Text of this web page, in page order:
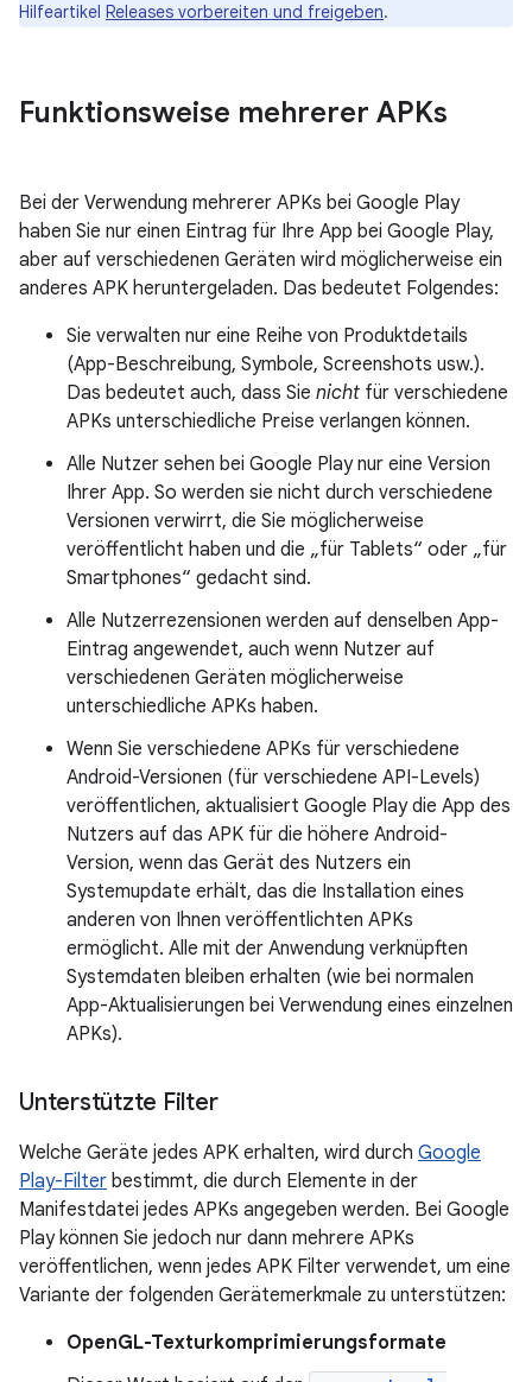
Hilfeartikel Releases vorbereiten und freigeben.
Funktionsweise mehrerer APKs
Bei der Verwendung mehrerer APKs bei Google Play
haben Sie nur einen Eintrag für Ihre App bei Google Play,
aber auf verschiedenen Geräten wird möglicherweise ein
anderes APK heruntergeladen. Das bedeutet Folgendes:
Sie verwalten nur eine Reihe von Produktdetails
(App-Beschreibung, Symbole, Screenshots usw.).
Das bedeutet auch, dass Sie nicht für verschiedene
APKs unterschiedliche Preise verlangen können.
Alle Nutzer sehen bei Google Play nur eine Version
Ihrer App. So werden sie nicht durch verschiedene
Versionen verwirrt, die Sie möglicherweise
veröffentlicht haben und die „für Tablets“ oder „für
Smartphones“ gedacht sind.
Alle Nutzerrezensionen werden auf denselben App-
Eintrag angewendet, auch wenn Nutzer auf
verschiedenen Geräten möglicherweise
unterschiedliche APKs haben.
Wenn Sie verschiedene APKs für verschiedene
Android-Versionen (für verschiedene API-Levels)
veröffentlichen, aktualisiert Google Play die App des
Nutzers auf das APK für die höhere Android-
Version, wenn das Gerät des Nutzers ein
Systemupdate erhält, das die Installation eines
anderen von Ihnen veröffentlichten APKs
ermöglicht. Alle mit der Anwendung verknüpften
Systemdaten bleiben erhalten (wie bei normalen
App-Aktualisierungen bei Verwendung eines einzelnen
APKs).
Unterstützte Filter
Welche Geräte jedes APK erhalten, wird durch Google
Play-Filter bestimmt, die durch Elemente in der
Manifestdatei jedes APKs angegeben werden. Bei Google
Play können Sie jedoch nur dann mehrere APKs
veröffentlichen, wenn jedes APK Filter verwendet, um eine
Variante der folgenden Gerätemerkmale zu unterstützen:
OpenGL-Texturkomprimierungsformate